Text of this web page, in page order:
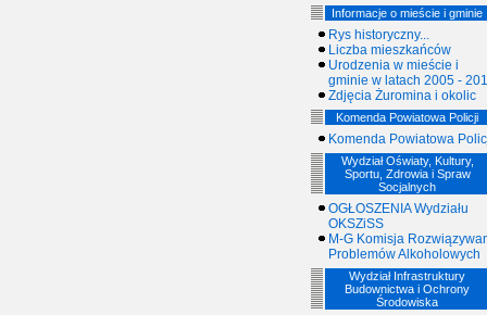
Informacje o mieście i gminie
Rys historyczny...
Liczba mieszkańców
Urodzenia w mieście i
gminie w latach 2005 -
Zdjęcia Żuromina i okolic
Komenda Powiatowa Policji
Komenda Powiatowa
Wydział Oświaty, Kultury,
Sportu, Zdrowia i Spraw
Socjalnych
OGŁOSZENIA Wydziału
OKSZiSS
M-G Komisja
Problemów Alkoholowych
Wydział Infrastruktury
Budownictwa i Ochrony
Środowiska